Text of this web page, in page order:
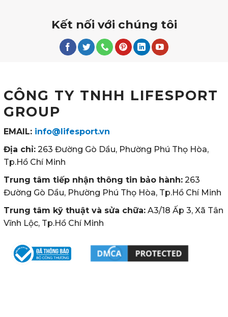
Kết nối với chúng tôi
CÔNG TY TNHH LIFESPORT
GROUP
EMAIL: info@lifesport.vn
Địa chỉ: 263 Đường Gò Dầu, Phường Phú Thọ Hòa,
Tp.Hồ Chí Minh
Trung tâm tiếp nhận thông tin bảo hành: 263
Đường Gò Dầu, Phường Phú Thọ Hòa, Tp.Hồ Chí Minh
Trung tâm kỹ thuật và sửa chữa: A3/18 Ấp 3, Xã Tân
Vĩnh Lộc, Tp.Hồ Chí Minh